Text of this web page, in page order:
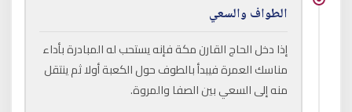
الطواف والسعي
إذا دخل الحاج القارن مكة فإنه يستحب له المبادرة بأداء
مناسك العمرة فيبدأ بالطوف حول الكعبة أولا ثم ينتقل
منه إلى السعي بين الصفا والمروة.